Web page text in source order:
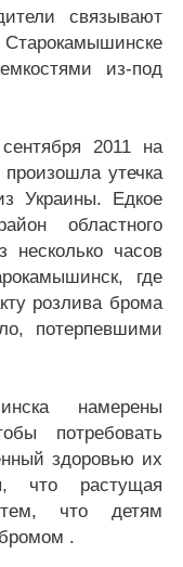
связывают
из-под
2011 на
утечка
Украины. Едкое
областного
несколько часов
где
розлива брома
потерпевшими
намерены
потребовать
здоровью их
что растущая
что детям
.